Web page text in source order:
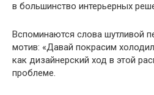
в большинство интерьерных
Вспоминаются слова шутливой
мотив: «Давай покрасим
как дизайнерский ход в этой
проблеме.